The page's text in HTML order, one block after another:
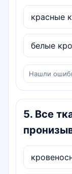
красные
белые
Нашли
5. Все